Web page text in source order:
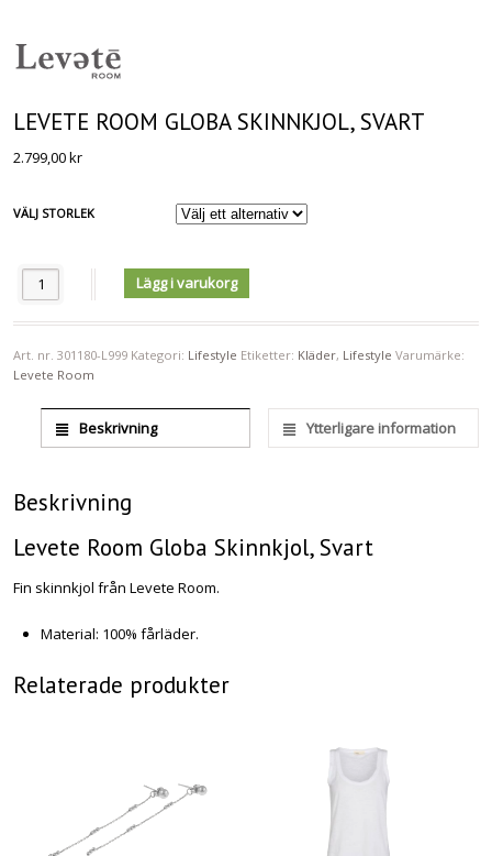
LEVETE ROOM GLOBA SKINNKJOL, SVART
2.799,00kr
VÄLJ STORLEK
Antal Lägg i varukorg
Art. nr.301180-L999 Kategori: Lifestyle Etiketter: Kläder, Lifestyle Varumärke:
Levete Room
Beskrivning Ytterligare information
Beskrivning
Levete Room Globa Skinnkjol, Svart
Fin skinnkjol från Levete Room.
Material: 100% fårläder.
Relaterade produkter